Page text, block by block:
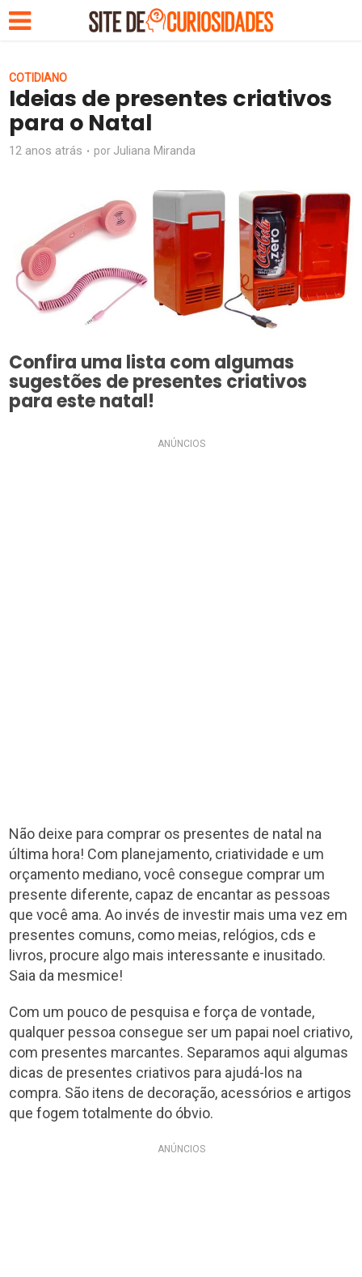
COTIDIANO
Ideias de presentes criativos
para o Natal
12 anos atrás por Juliana Miranda
Confira uma lista com algumas
sugestões de presentes criativos
para este natal!
ANÚNCIOS
Não deixe para comprar os presentes de natal na
última hora! Com planejamento, criatividade e um
orçamento mediano, você consegue comprar um
presente diferente, capaz de encantar as pessoas
que você ama. Ao invés de investir mais uma vez em
presentes comuns, como meias, relógios, cds e
livros, procure algo mais interessante e inusitado.
Saia da mesmice!
Com um pouco de pesquisa e força de vontade,
qualquer pessoa consegue ser um papai noel criativo,
com presentes marcantes. Separamos aqui algumas
dicas de presentes criativos para ajudá-los na
compra. São itens de decoração, acessórios e artigos
que fogem totalmente do óbvio.
ANÚNCIOS